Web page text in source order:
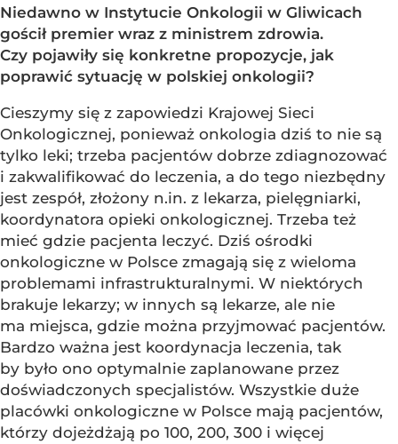
Niedawno w Instytucie Onkologii w Gliwicach
gościł premier wraz z ministrem zdrowia.
Czy pojawiły się konkretne propozycje, jak
poprawić sytuację w polskiej onkologii?
Cieszymy się z zapowiedzi Krajowej Sieci
Onkologicznej, ponieważ onkologia dziś to nie są
tylko leki; trzeba pacjentów dobrze zdiagnozować
i zakwalifikować do leczenia, a do tego niezbędny
jest zespół, złożony n.in. z lekarza, pielęgniarki,
koordynatora opieki onkologicznej. Trzeba też
mieć gdzie pacjenta leczyć. Dziś ośrodki
onkologiczne w Polsce zmagają się z wieloma
problemami infrastrukturalnymi. W niektórych
brakuje lekarzy; w innych są lekarze, ale nie
ma miejsca, gdzie można przyjmować pacjentów.
Bardzo ważna jest koordynacja leczenia, tak
by było ono optymalnie zaplanowane przez
doświadczonych specjalistów. Wszystkie duże
placówki onkologiczne w Polsce mają pacjentów,
którzy dojeżdżają po 100, 200, 300 i więcej